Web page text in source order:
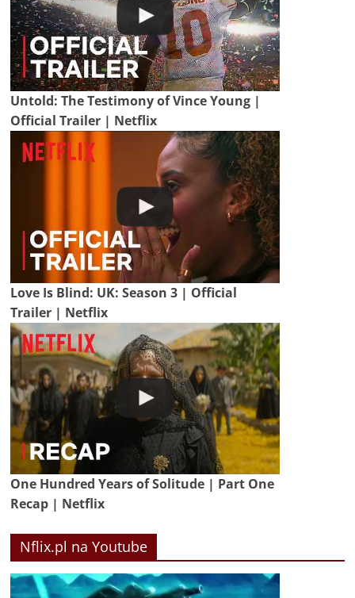
Untold: The Testimony of Vince Young |
Official Trailer | Netflix
Love Is Blind: UK: Season 3 | Official
Trailer | Netflix
One Hundred Years of Solitude | Part One
Recap | Netflix
Nflix.pl na Youtube